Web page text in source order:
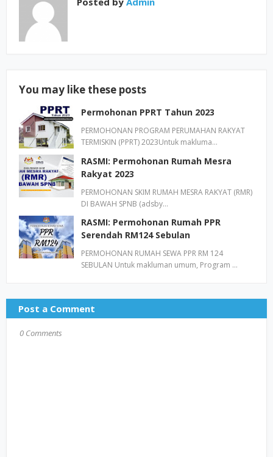
You may like these posts
Permohonan PPRT Tahun 2023
PERMOHONAN PROGRAM PERUMAHAN RAKYAT
TERMISKIN (PPRT) 2023Untuk makluma…
RASMI: Permohonan Rumah Mesra
Rakyat 2023
PERMOHONAN SKIM RUMAH MESRA RAKYAT (RMR)
DI BAWAH SPNB (adsby…
RASMI: Permohonan Rumah PPR
Serendah RM124 Sebulan
PERMOHONAN RUMAH SEWA PPR RM 124
SEBULAN Untuk makluman umum, Program …
Post a Comment
0 Comments